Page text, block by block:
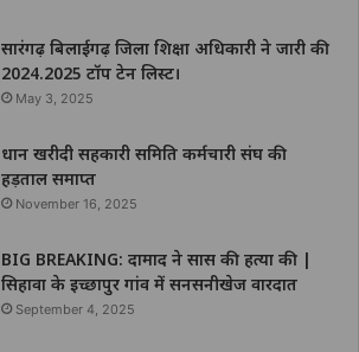
सारंगढ़ बिलाईगढ़ जिला शिक्षा अधिकारी ने जारी की
2024.2025 टॉप टेन लिस्ट।
May 3, 2025
धान खरीदी सहकारी समिति कर्मचारी संघ की
हड़ताल समाप्त
November 16, 2025
BIG BREAKING: दामाद ने सास की हत्या की |
सिहावा के इच्छापुर गांव में सनसनीखेज वारदात
September 4, 2025